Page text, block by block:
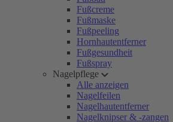
Fußcreme
Fußmaske
Fußpeeling
Hornhautentferner
Fußgesundheit
Fußspray
Nagelpflege
Alle anzeigen
Nagelfeilen
Nagelhautentferner
Nagelknipser & -zangen